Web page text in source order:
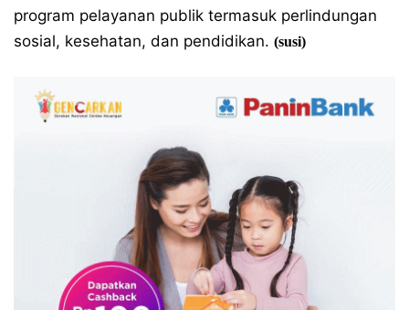
program pelayanan publik termasuk perlindungan
sosial, kesehatan, dan pendidikan. (susi)